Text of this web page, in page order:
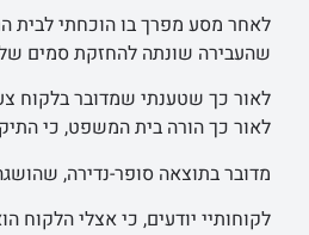
לאחר מסע מפרך בו הוכחתי לבית
שהעבירה שונתה להחזקת סמים שלא לצ"ע
לאור כך הורה בית המשפט, כי
מדובר בתוצאה סופר-נדירה,
לקוחותיי יודעים, כי אצלי הלקוח